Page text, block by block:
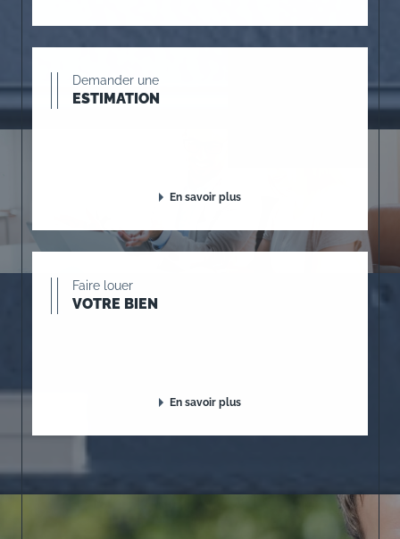
Demander une
ESTIMATION
En savoir plus
Faire louer
VOTRE BIEN
En savoir plus